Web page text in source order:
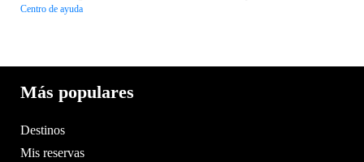
Centro de ayuda
Más populares
Destinos
Mis reservas